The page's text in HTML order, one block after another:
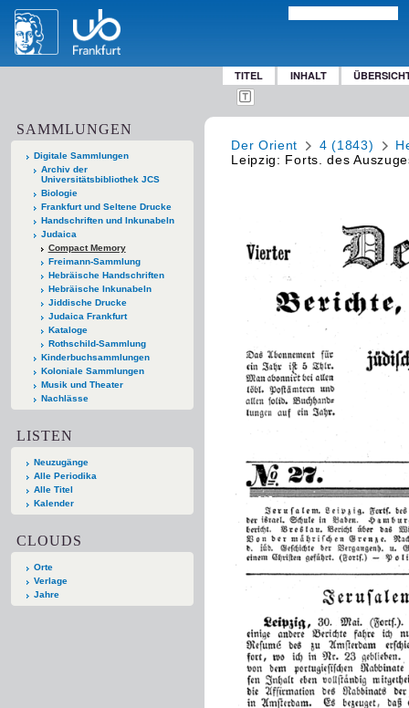
TITEL INHALT
SAMMLUNGEN
Digitale Sammlungen
Archiv der
Universitätsbibliothek JCS
Biologie
Frankfurt und Seltene Drucke
Handschriften und Inkunabeln
Judaica
Compact Memory
Freimann-Sammlung
Hebräische Handschriften
Hebräische Inkunabeln
Jiddische Drucke
Judaica Frankfurt
Kataloge
Rothschild-Sammlung
Kinderbuchsammlungen
Koloniale Sammlungen
Musik und Theater
Nachlässe
LISTEN
Neuzugänge
Alle Periodika
Alle Titel
Kalender
CLOUDS
Orte
Verlage
Jahre
Der Orient 4 (1843)
Leipzig: Forts. des